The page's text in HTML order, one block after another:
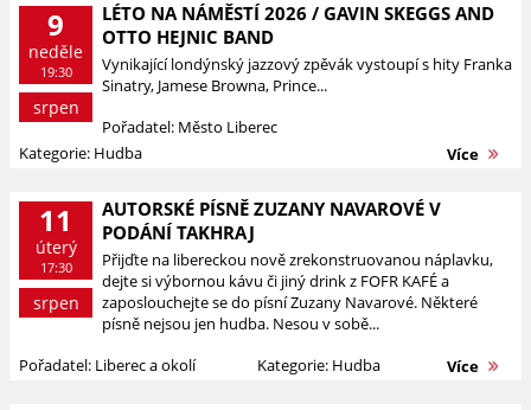
9
neděle
19:30
srpen
LÉTO NA NÁMĚSTÍ 2026 / GAVIN SKEGGS AND
OTTO HEJNIC BAND
Vynikající londýnský jazzový zpěvák vystoupí s hity Franka
Sinatry, Jamese Browna, Prince...
Pořadatel: Město Liberec
Kategorie: Hudba
Více
11
úterý
17:30
srpen
AUTORSKÉ PÍSNĚ ZUZANY NAVAROVÉ V
PODÁNÍ TAKHRAJ
Přijďte na libereckou nově zrekonstruovanou náplavku,
dejte si výbornou kávu či jiný drink z FOFR KAFÉ a
zaposlouchejte se do písní Zuzany Navarové. Některé
písně nejsou jen hudba. Nesou v sobě...
Pořadatel: Liberec a okolí
Kategorie: Hudba Více